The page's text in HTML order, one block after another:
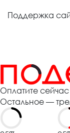
Поддержка
Оплатите сейчас
Остальное —